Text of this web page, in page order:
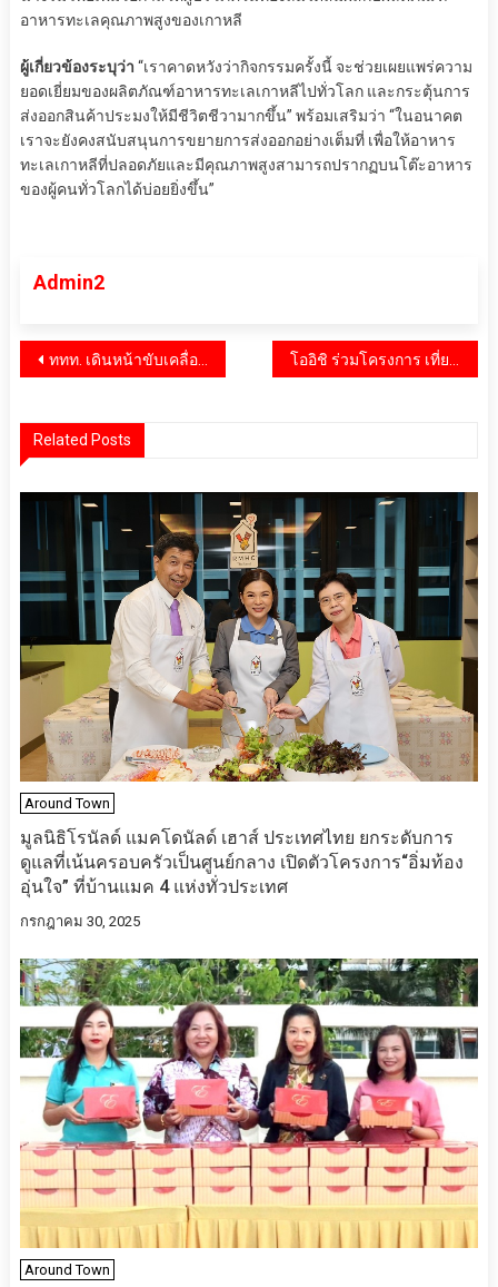
อาหารทะเลคุณภาพสูงของเกาหลี
ผู้เกี่ยวข้องระบุว่า “เราคาดหวังว่ากิจกรรมครั้งนี้ จะช่วยเผยแพร่ความ
ยอดเยี่ยมของผลิตภัณฑ์อาหารทะเลเกาหลีไปทั่วโลก และกระตุ้นการ
ส่งออกสินค้าประมงให้มีชีวิตชีวามากขึ้น” พร้อมเสริมว่า “ในอนาคต
เราจะยังคงสนับสนุนการขยายการส่งออกอย่างเต็มที่ เพื่อให้อาหาร
ทะเลเกาหลีที่ปลอดภัยและมีคุณภาพสูงสามารถปรากฏบนโต๊ะอาหาร
ของผู้คนทั่วโลกได้บ่อยยิ่งขึ้น”
Admin2
แนะแนว
ททท. เดินหน้าขับเคลื่อนอุตสาหกรรมท่องเที่ยวสุขภาพไทย สู่เวทีโลกในงาน WTM London 2025
Related Posts
Around Town
มูลนิธิโรนัลด์ แมคโดนัลด์ เฮาส์ ประเทศไทย ยกระดับการ
ดูแลที่เน้นครอบครัวเป็นศูนย์กลาง เปิดตัวโครงการ“อิ่มท้อง
อุ่นใจ” ที่บ้านแมค 4 แห่งทั่วประเทศ
กรกฎาคม 30, 2025
Around Town